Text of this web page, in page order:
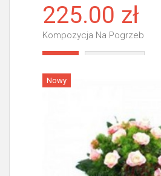
225.00 zł
Kompozycja Na Pogrzeb
Nowy